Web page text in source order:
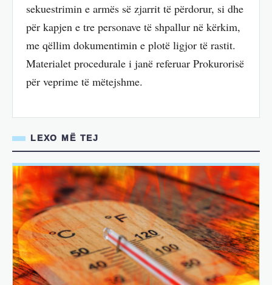
sekuestrimin e armës së zjarrit të përdorur, si dhe
për kapjen e tre personave të shpallur në kërkim,
me qëllim dokumentimin e plotë ligjor të rastit.
Materialet procedurale i janë referuar Prokurorisë
për veprime të mëtejshme.
LEXO MË TEJ